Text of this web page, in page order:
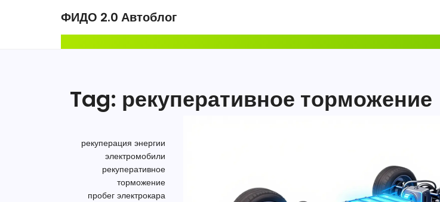
ФИДО 2.0 Автоблог
Tag: рекуперативное торможение
рекуперация энергии
электромобили
рекуперативное
торможение
пробег электрокара